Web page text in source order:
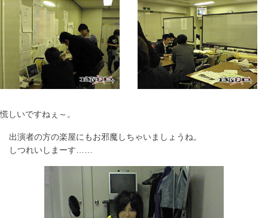
慌しいですねぇ～。
出演者の方の楽屋にもお邪魔しちゃいましょうね。
しつれいしまーす……